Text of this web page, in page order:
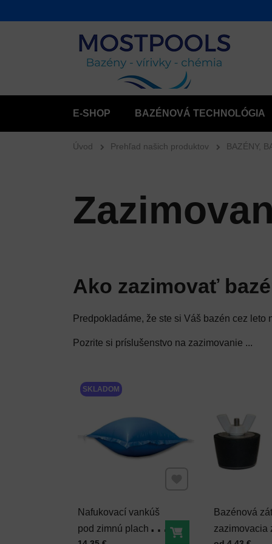
E-SHOP BAZÉNOVÁ TECHNOLÓGIA
Úvod Prehľad našich produktov BAZÉNY,
Ako zazimovať
Predpokladáme, že ste si Váš bazén cez
Pozrite si príslušenstvo na zazimovanie ...
Nafukovací vankúš
pod zimnú plachtu
Do košíka
SKLADOM
Bazénová
zazimovacia